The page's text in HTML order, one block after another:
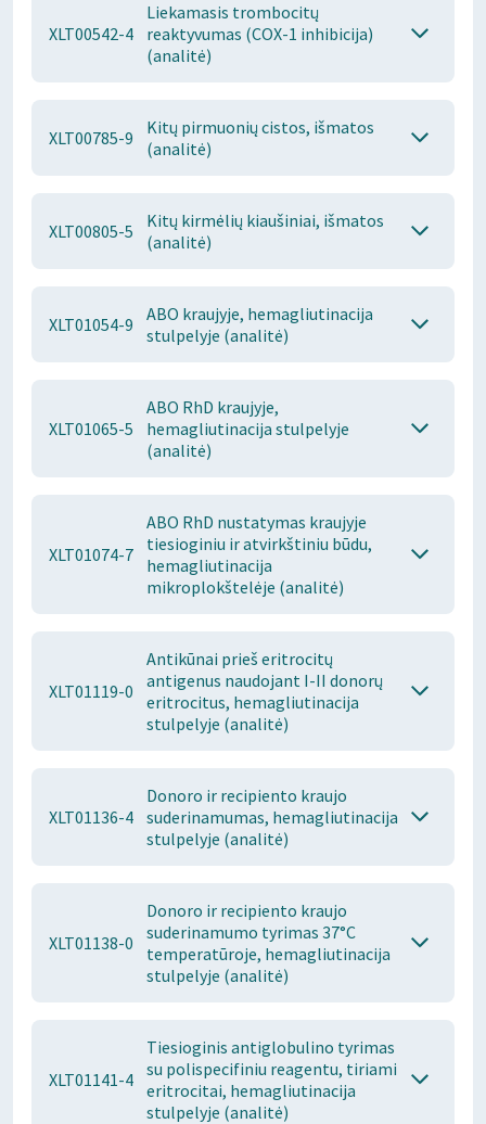
XLT00542-4
Liekamasis trombocitų
reaktyvumas (COX-1 inhibicija)
(analitė)
XLT00785-9
Kitų pirmuonių cistos, išmatos
(analitė)
XLT00805-5
Kitų kirmėlių kiaušiniai, išmatos
(analitė)
XLT01054-9
ABO kraujyje, hemagliutinacija
stulpelyje (analitė)
XLT01065-5
ABO RhD kraujyje,
hemagliutinacija stulpelyje
(analitė)
XLT01074-7
ABO RhD nustatymas kraujyje
tiesioginiu ir atvirkštiniu būdu,
hemagliutinacija
mikroplokštelėje (analitė)
XLT01119-0
Antikūnai prieš eritrocitų
antigenus naudojant I-II donorų
eritrocitus, hemagliutinacija
stulpelyje (analitė)
XLT01136-4
Donoro ir recipiento kraujo
suderinamumas, hemagliutinacija
stulpelyje (analitė)
XLT01138-0
Donoro ir recipiento kraujo
suderinamumo tyrimas 37°C
temperatūroje, hemagliutinacija
stulpelyje (analitė)
XLT01141-4
Tiesioginis antiglobulino tyrimas
su polispecifiniu reagentu, tiriami
eritrocitai, hemagliutinacija
stulpelyje (analitė)